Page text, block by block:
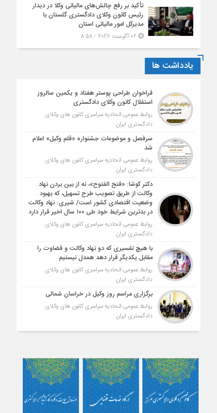
تأکید بر رفع چالش‌های مالیاتی وکلا در دیدار
رئیس کانون وکلای دادگستری گلستان با
مدیرکل امور مالیاتی استان
یادداشت ها
فراخوان طراحی پوستر هفتاد و یکمین سالروز
استقلال کانون وکلای دادگستری
روابط عمومی اتحادیه سراسری کانون های وکلای
دادگستری ایران
سرفصل و موضوعات جشنواره «قلم وکیل» اعلام
شد
روابط عمومی اتحادیه سراسری کانون های وکلای
دادگستری ایران
دکتر کوشا: «فتح الفتوح»، نه از بین بردن نهاد
وکالت از طریق تصویب طرح تسهیل، که بهبود
وضعیت اقتصادی کشور است/ شیری: نهاد وکالت
در بدترین شرایط خود طی ۱۰۰ سال اخیر قرار دارد
روابط عمومی اتحادیه سراسری کانون های وکلای
دادگستری ایران
با هیچ تفسیری که دو نهاد وکالت و قضاوت را
مقابل یکدیگر قرار دهد همدل نیستیم
روابط عمومی اتحادیه سراسری کانون های وکلای
دادگستری ایران
برگزاری مراسم روز وکیل در خراسان شمالی
روابط عمومی اتحادیه سراسری کانون های وکلای
دادگستری ایران